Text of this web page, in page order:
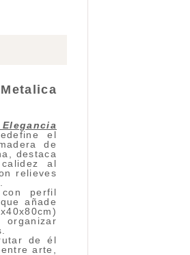
el
de
destaca
al
relieves
perfil
añade
organizar
de él
arte,